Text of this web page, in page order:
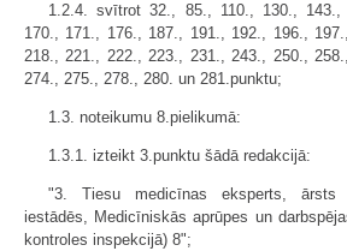
1.2.4. svītrot 32., 85., 110., 130.,
170., 171., 176., 187., 191., 192., 196.,
218., 221., 222., 223., 231., 243., 250.,
274., 275., 278., 280. un 281.punktu;
1.3. noteikumu 8.pielikumā:
1.3.1. izteikt 3.punktu šādā redakcijā:
"3. Tiesu medicīnas eksperts, ārsts
iestādēs, Medicīniskās aprūpes un
kontroles inspekcijā) 8";